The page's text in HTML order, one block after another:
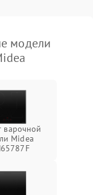
модели
варочной
Midea